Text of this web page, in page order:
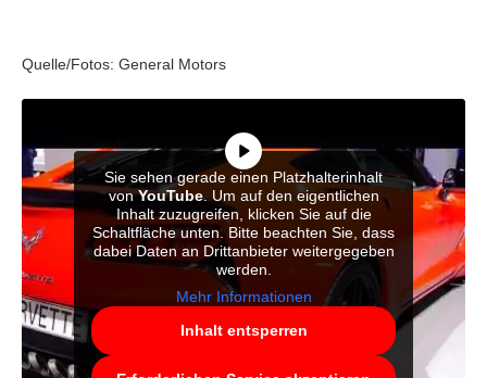
Quelle/Fotos: General Motors
Sie sehen gerade einen Platzhalterinhalt
vonYouTube. Um auf den eigentlichen
Inhalt zuzugreifen, klicken Sie auf die
Schaltfläche unten. Bitte beachten Sie, dass
dabei Daten an Drittanbieter weitergegeben
werden.
Mehr Informationen
Inhalt entsperren